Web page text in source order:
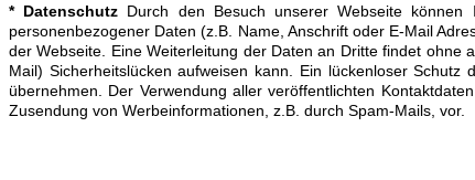
* Datenschutz Durch den Besuch unserer Webseite
personenbezogener Daten (z.B. Name, Anschrift oder E-Mail
der Webseite. Eine Weiterleitung der Daten an Dritte findet
Mail) Sicherheitslücken aufweisen kann. Ein lückenloser
übernehmen. Der Verwendung aller veröffentlichten
Zusendung von Werbeinformationen, z.B. durch Spam-Mails, vor.